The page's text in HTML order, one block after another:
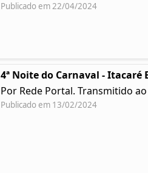
Publicado em 22/04/2024
4ª Noite do Carnaval - Itacaré
Por Rede Portal. Transmitido
Publicado em 13/02/2024